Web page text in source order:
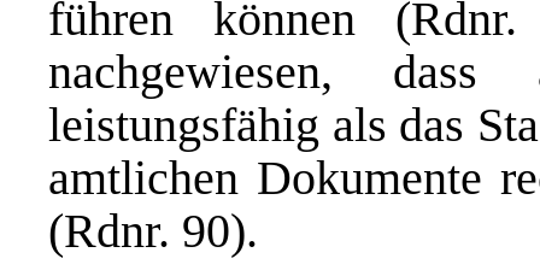
führen können
nachgewiesen,
leistungsfähig als das
amtlichen Dokumente
(Rdnr. 90).